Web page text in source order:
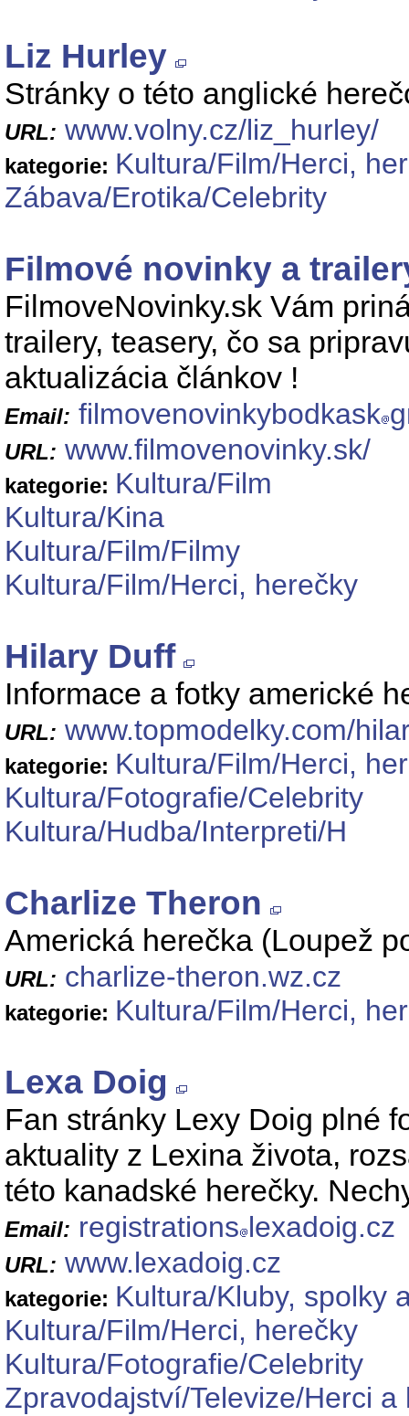
Liz Hurley
Stránky o této anglické
URL: www.volny.cz/liz_hurley/
kategorie: Kultura/Film/Herci,
Zábava/Erotika/Celebrity
Filmové novinky a
FilmoveNovinky.sk Vám
trailery, teasery, čo sa
aktualizácia článkov !
Email: filmovenovinkybodkask
URL: www.filmovenovinky.sk/
kategorie: Kultura/Film
Kultura/Kina
Kultura/Film/Filmy
Kultura/Film/Herci, herečky
Hilary Duff
Informace a fotky americké
URL: www.topmodelky.com/
kategorie: Kultura/Film/Herci,
Kultura/Fotografie/Celebrity
Kultura/Hudba/Interpreti/H
Charlize Theron
Americká herečka (Loupež
URL: charlize-theron.wz.cz
kategorie: Kultura/Film/Herci,
Lexa Doig
Fan stránky Lexy Doig plné
aktuality z Lexina života,
této kanadské herečky.
Email: registrations lexadoig.cz
URL: www.lexadoig.cz
kategorie: Kultura/Kluby, spolky
Kultura/Film/Herci, herečky
Kultura/Fotografie/Celebrity
Zpravodajství/Televize/Herci a